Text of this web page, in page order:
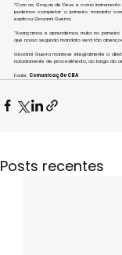
“Com as Graças de Deus e como
pudemos completar o primeiro mandato
explicou Giovanni Guerra.
“Avançamos e aprendemos muito no
que nosso segundo mandato será tão
Giovanni Guerra manteve integralmente a
notadamente de procedimento, ao longo do
Fonte: Comunicação CBA
Posts recentes